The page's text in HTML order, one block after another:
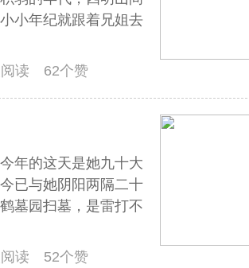
小年纪就跟着兄姐去
阅读 62个赞
年的这天是她九十大
已与她阴阳两隔二十
墓园扫墓，是雷打不
阅读 52个赞